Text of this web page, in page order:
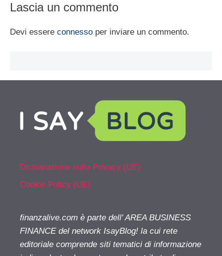
Lascia un commento
Devi essere connesso per inviare un commento.
Dichiarazione sulla Privacy (UE)
Cookie Policy (UE)
finanzalive.com è parte dell' AREA BUSINESS
FINANCE del network IsayBlog! la cui rete
editoriale comprende siti tematici di informazione